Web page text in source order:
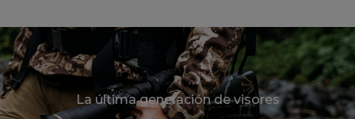
La última generación de visores